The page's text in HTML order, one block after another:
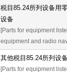
税目85.24所列设备用
设备
[Parts for equipment
equipment and radio
其他税目85.24所列设
[Parts for equipment